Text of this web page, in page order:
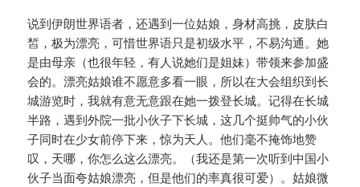
说到伊朗世界语者，还遇到一位姑娘，身材高挑，皮肤白
皙，极为漂亮，可惜世界语只是初级水平，不易沟通。她
是由母亲（也很年轻，有人说她们是姐妹）带领来参加盛
会的。漂亮姑娘谁不愿意多看一眼，所以在大会组织到长
城游览时，我就有意无意跟在她一拨登长城。记得在长城
半路，遇到外院一批小伙子下长城，这几个挺帅气的小伙
子同时在少女前停下来，惊为天人。他们毫不掩饰地赞
叹，天哪，你怎么这么漂亮。（我还是第一次听到中国小
伙子当面夸姑娘漂亮，但是他们的率真很可爱）。姑娘微